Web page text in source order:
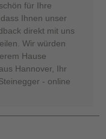
für Ihre
Ihnen unser
direkt mit uns
Wir würden
Hause
Hannover, Ihr
- online